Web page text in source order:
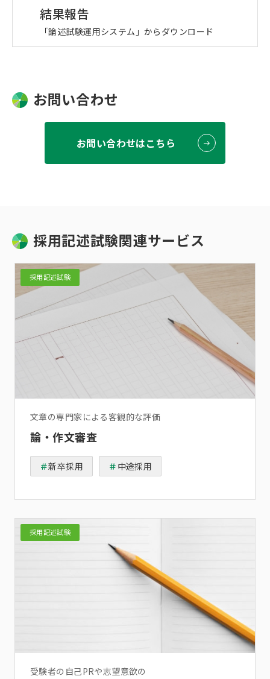
結果報告
「論述試験運用システム」からダウンロード
お問い合わせ
お問い合わせはこちら
採用記述試験関連サービス
採用記述試験
文章の専門家による客観的な評価
論・作文審査
新卒採用 中途採用
採用記述試験
受験者の自己PRや志望意欲の